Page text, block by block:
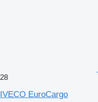
28
IVECO EuroCargo